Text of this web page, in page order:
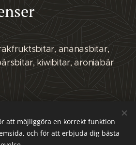
ananasbitar,
kiwibitar, aroniabär
29, 21745 Malmö , Sverige
Cookies
att möjliggöra en korrekt funktion
och för att erbjuda dig bästa